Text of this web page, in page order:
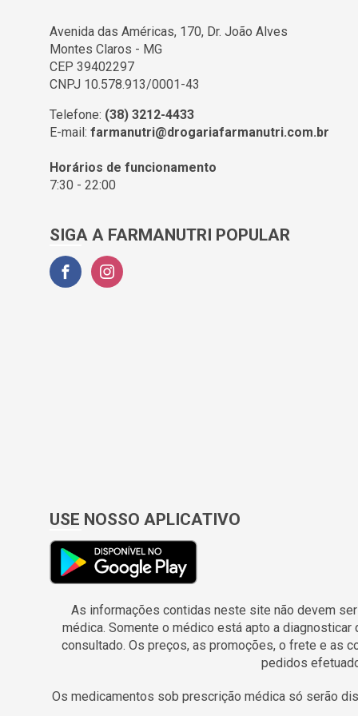
ALMEIDA PRADO (2)
ALPHAVILLE (1)
ALPINO (1)
ALTA MODA (1)
ALTHAIA GENERICO (3)
AMBROL (1)
APOLO (4)
APSEN (28)
APTANUTRI (2)
AQUA JOIAS (1)
ARBORETO (1)
Avenida das Américas, 170, Dr. João Alves
Montes Claros - MG
CEP 39402297
CNPJ 10.578.913/0001-43
Telefone: (38) 3212-4433
E-mail: farmanutri@drogariafarmanutri.com.br
Horários de funcionamento
7:30 - 22:00
SIGA A FARMANUTRI POPULAR
USE NOSSO APLICATIVO
As informações contidas neste site não devem
médica. Somente o médico está apto a
consultado. Os preços, as promoções, o frete e as
pedidos
Os medicamentos sob prescrição médica só serão